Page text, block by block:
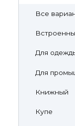
Все
Для
Для
Книжный
Купе